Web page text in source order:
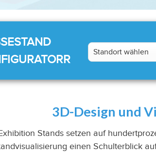
3D-Design und
Stands setzen auf
einen Schulterblick